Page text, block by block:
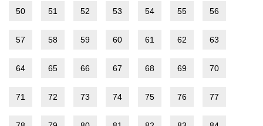
50 51 52 53 54 55 56
57 58 59 60 61 62 63
64 65 66 67 68 69 70
71 72 73 74 75 76 77